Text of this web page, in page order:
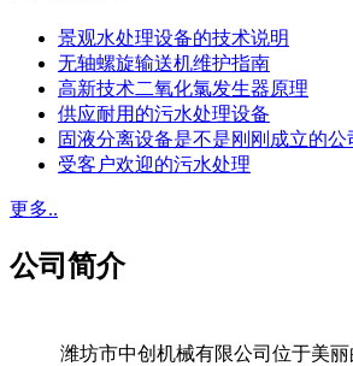
景观水处理设备的技术说明
无轴螺旋输送机维护指南
高新技术二氧化氯发生器原理
供应耐用的污水处理设备
固液分离设备是不是刚刚成立的公
受客户欢迎的污水处理
更多..
公司简介
潍坊市中创机械有限公司位于美丽